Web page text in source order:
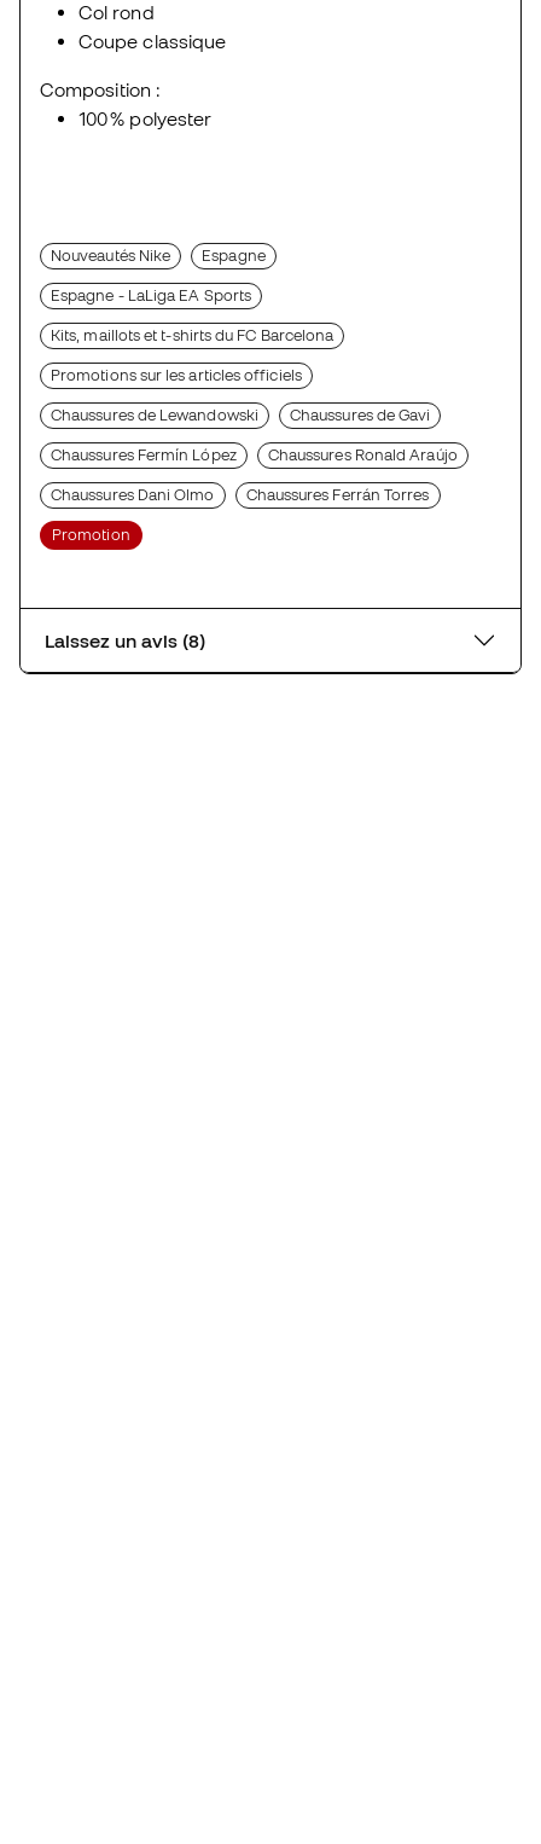
Col rond
Coupe classique
Composition :
100 % polyester
Nouveautés Nike Espagne
Espagne - LaLiga EA Sports
Kits, maillots et t-shirts du FC Barcelona
Promotions sur les articles officiels
Chaussures de Lewandowski Chaussures de Gavi
Chaussures Fermín López Chaussures Ronald Araújo
Chaussures Dani Olmo Chaussures Ferrán Torres
Promotion
Laissez un avis (8)